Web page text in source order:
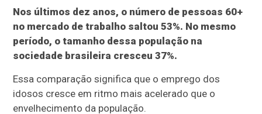
Nos últimos dez anos, o número de pessoas 60+
no mercado de trabalho saltou 53%. No mesmo
período, o tamanho dessa população na
sociedade brasileira cresceu 37%.
Essa comparação significa que o emprego dos
idosos cresce em ritmo mais acelerado que o
envelhecimento da população.